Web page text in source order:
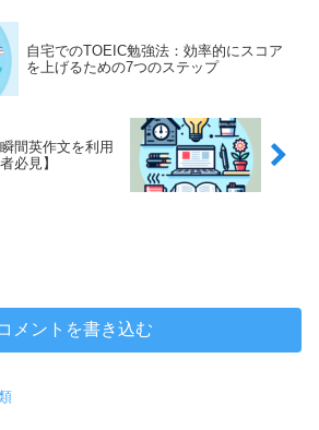
自宅でのTOEIC勉強法：効率的にスコア
を上げるための7つのステップ
間英作文を利用
必見】
メントを書き込む